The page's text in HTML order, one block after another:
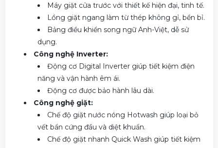
Máy giặt cửa trước với thiết kế hiện đại, tinh tế.
Lồng giặt ngang làm từ thép không gỉ, bền bỉ.
Bảng điều khiển song ngữ Anh-Việt, dễ sử
dụng.
Công nghệ Inverter:
Động cơ Digital Inverter giúp tiết kiệm điện
năng và vận hành êm ái.
Động cơ được bảo hành lâu dài.
Công nghệ giặt:
Chế độ giặt nước nóng Hotwash giúp loại bỏ
vết bẩn cứng đầu và diệt khuẩn.
Chế độ giặt nhanh Quick Wash giúp tiết kiệm